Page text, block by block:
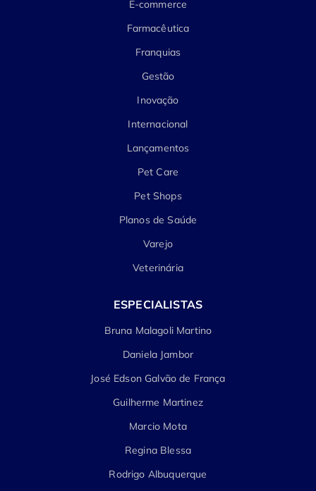
E-commerce
Farmacêutica
Franquias
Gestão
Inovação
Internacional
Lançamentos
Pet Care
Pet Shops
Planos de Saúde
Varejo
Veterinária
ESPECIALISTAS
Bruna Malagoli Martino
Daniela Jambor
José Edson Galvão de França
Guilherme Martinez
Marcio Mota
Regina Blessa
Rodrigo Albuquerque